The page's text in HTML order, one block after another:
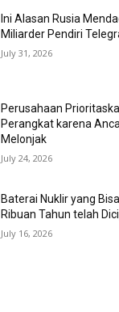
Ini Alasan Rusia
Miliarder Pendiri
July 31, 2026
Perusahaan
Perangkat karena
Melonjak
July 24, 2026
Baterai Nuklir yang
Ribuan Tahun telah
July 16, 2026